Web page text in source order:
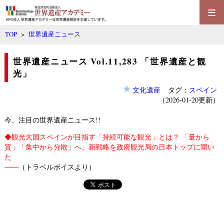
≡
TOP >世界遺産ニュース
世界遺産ニュース Vol.11,283 「世界遺産と観
光」
文化遺産タグ： スペイン
（2026-01-20更新）
今、注目の世界遺産ニュース!!
◆観光大国スペインが目指す「持続可能な観光」とは？ 「量から
質」「集中から分散」へ、新戦略を政府観光局の日本トップに聞い
た
――（トラベルボイスより）